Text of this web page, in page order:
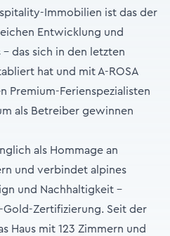
Immobilien ist das der
Entwicklung und
das sich in den letzten
hat und mit A-ROSA
Premium-Ferienspezialisten
als Betreiber gewinnen
als Hommage an
und verbindet alpines
und Nachhaltigkeit –
Gold-Zertifizierung. Seit der
Haus mit 123 Zimmern und